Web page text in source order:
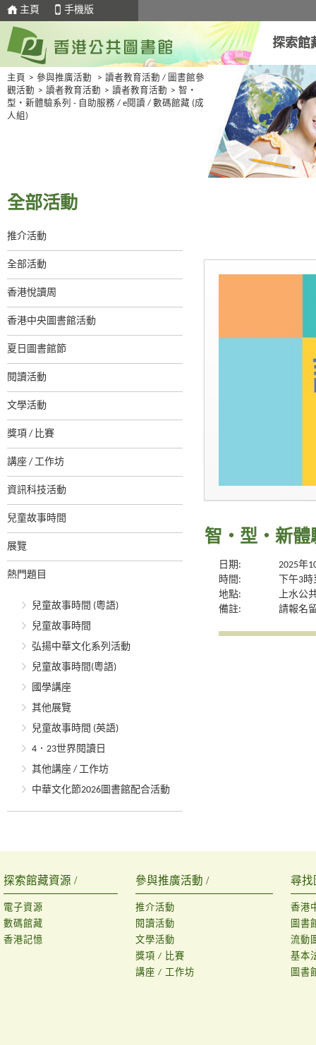
主頁 手機版
探索館
主頁 > 參與推廣活動 > 讀者教育活動 / 圖書館參
觀活動 > 讀者教育活動 > 讀者教育活動 > 智・
型・新體驗系列 - 自助服務 / e閱讀 / 數碼館藏 (成
人組)
全部活動
推介活動
全部活動
香港悅讀周
香港中央圖書館活動
夏日圖書館節
閱讀活動
文學活動
獎項 / 比賽
講座 / 工作坊
資訊科技活動
兒童故事時間
展覽
熱門題目
兒童故事時間 (粵語)
兒童故事時間
弘揚中華文化系列活動
兒童故事時間(粵語)
國學講座
其他展覽
兒童故事時間 (英語)
4．23世界閱讀日
其他講座 / 工作坊
中華文化節2026圖書館配合活動
智・型・新
日期:
2025年
時間:
下午3
地點:
上水公
備註:
請報名
探索館藏資源 /
電子資源
數碼館藏
香港記憶
參與推廣活動 /
推介活動
閱讀活動
文學活動
獎項 / 比賽
講座 / 工作坊
尋找
香港
圖書
流動
基本
圖書